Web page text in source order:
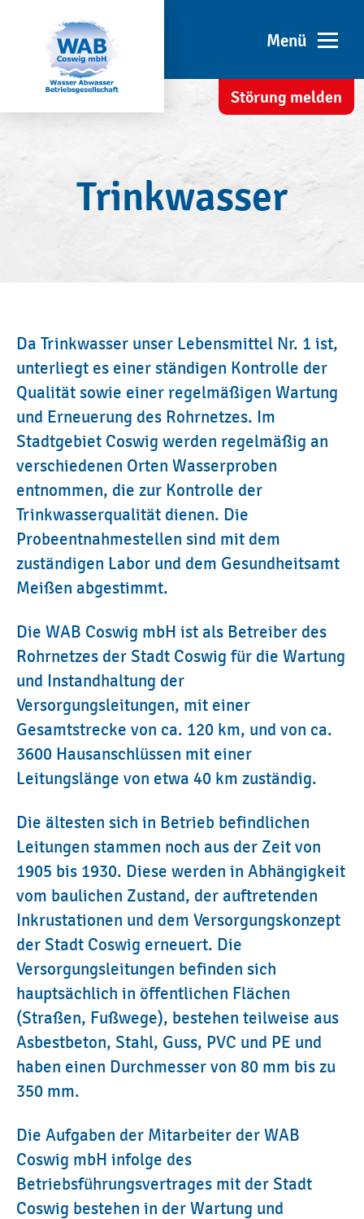
Störung melden
Trinkwasser
Da Trinkwasser unser Lebensmittel Nr. 1 ist,
unterliegt es einer ständigen Kontrolle der
Qualität sowie einer regelmäßigen Wartung
und Erneuerung des Rohrnetzes. Im
Stadtgebiet Coswig werden regelmäßig an
verschiedenen Orten Wasserproben
entnommen, die zur Kontrolle der
Trinkwasserqualität dienen. Die
Probeentnahmestellen sind mit dem
zuständigen Labor und dem Gesundheitsamt
Meißen abgestimmt.
Die WAB Coswig mbH ist als Betreiber des
Rohrnetzes der Stadt Coswig für die Wartung
und Instandhaltung der
Versorgungsleitungen, mit einer
Gesamtstrecke von ca. 120 km, und von ca.
3600 Hausanschlüssen mit einer
Leitungslänge von etwa 40 km zuständig.
Die ältesten sich in Betrieb befindlichen
Leitungen stammen noch aus der Zeit von
1905 bis 1930. Diese werden in Abhängigkeit
vom baulichen Zustand, der auftretenden
Inkrustationen und dem Versorgungskonzept
der Stadt Coswig erneuert. Die
Versorgungsleitungen befinden sich
hauptsächlich in öffentlichen Flächen
(Straßen, Fußwege), bestehen teilweise aus
Asbestbeton, Stahl, Guss, PVC und PE und
haben einen Durchmesser von 80 mm bis zu
350 mm.
Die Aufgaben der Mitarbeiter der WAB
Coswig mbH infolge des
Betriebsführungsvertrages mit der Stadt
Coswig bestehen in der Wartung und